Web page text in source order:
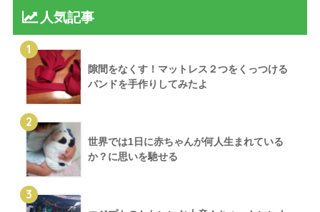
人気記事
1
隙間をなくす！マットレス２つをくっつける
バンドを手作りしてみたよ
2
世界では1日に赤ちゃんが何人生まれている
か？に思いを馳せる
3